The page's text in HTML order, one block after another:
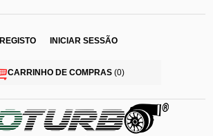
REGISTO INICIAR SESSÃO
CARRINHO DE COMPRAS (0)